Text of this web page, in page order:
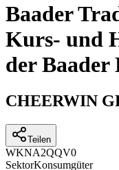
Baader
Kurs- und
der Baader
CHEERWIN
Teilen
WKNA2QQV0
SektorKonsumgüter